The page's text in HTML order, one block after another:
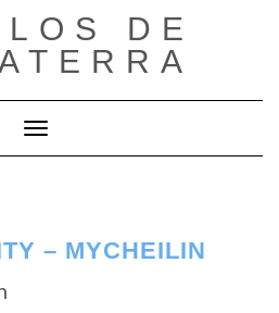
DE
Cambiar modo de navegación
– MYCHEILIN